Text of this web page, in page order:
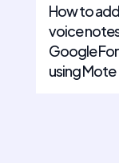
How to add
voice
Google
using Mote